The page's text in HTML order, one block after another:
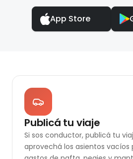
App Store
Publicá tu viaje
Si sos conductor, publicá tu
aprovechá los asientos vacíos